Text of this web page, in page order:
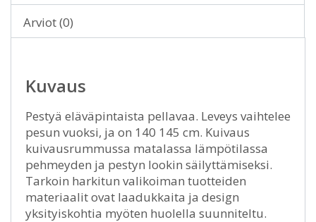
Arviot (0)
Kuvaus
Pestyä eläväpintaista pellavaa. Leveys vaihtelee
pesun vuoksi, ja on 140 145 cm. Kuivaus
kuivausrummussa matalassa lämpötilassa
pehmeyden ja pestyn lookin säilyttämiseksi.
Tarkoin harkitun valikoiman tuotteiden
materiaalit ovat laadukkaita ja design
yksityiskohtia myöten huolella suunniteltu.